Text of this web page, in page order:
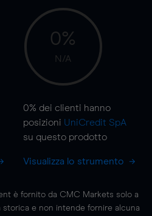
0%
N/A
0% dei clienti hanno
posizioni UniCredit SpA
su questo prodotto
Visualizza lo strumento
è fornito da CMC Markets solo a
e non intende fornire alcuna